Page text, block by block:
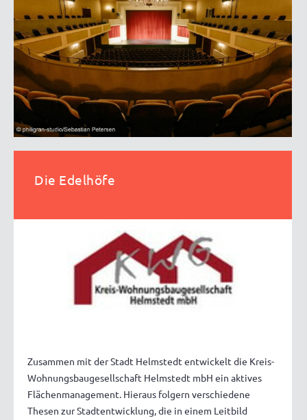
Die Edelhöfe
Zusammen mit der Stadt Helmstedt entwickelt die Kreis-
Wohnungsbaugesellschaft Helmstedt mbH ein aktives
Flächenmanagement. Hieraus folgern verschiedene
Thesen zur Stadtentwicklung, die in einem Leitbild